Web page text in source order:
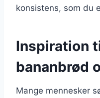
konsistens, som du
Inspiration
bananbrød
Mange mennesker